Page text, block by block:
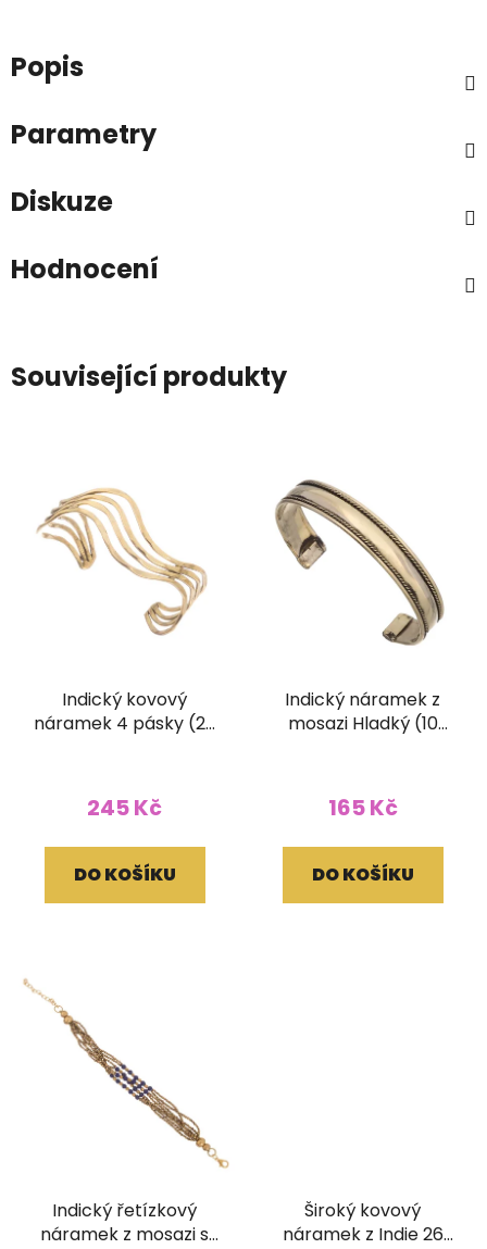
Popis
Parametry
Diskuze
Hodnocení
Související produkty
Indický kovový
náramek 4 pásky (20
245 Kč
DO KOŠÍKU
Indický náramek z
mosazi Hladký (10
165 Kč
DO KOŠÍKU
Indický řetízkový
náramek z mosazi s
Široký kovový
náramek z Indie 26